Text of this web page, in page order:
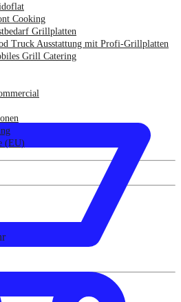
Cooking
Grillplatten
Truck Ausstattung mit Profi-Grillplatten
Grill Catering
(EU)